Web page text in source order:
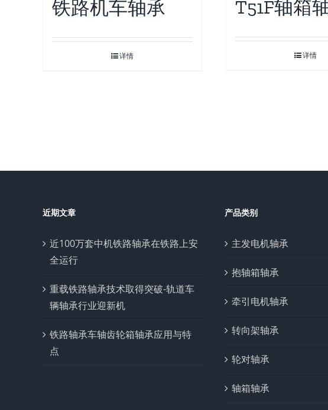
铁路机车轴承
详情
T51F轴箱
详情
近期文章
近100万套中机铁路轴承在铁路上安
全运行
重载铁路轴承技术取得突破-轨道车
辆轴承行业迎新机
铁路轴承车轴齿轮箱轴承应用与特
点
产品类别
主发电机轴承
抱轴箱轴承
牵引电机轴承
转向架轴承
轮对轴承
轴箱轴承